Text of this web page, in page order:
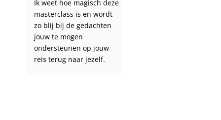
Ik weet hoe magisch deze
masterclass is en wordt
zo blij bij de gedachten
jouw te mogen
ondersteunen op jouw
reis terug naar jezelf.